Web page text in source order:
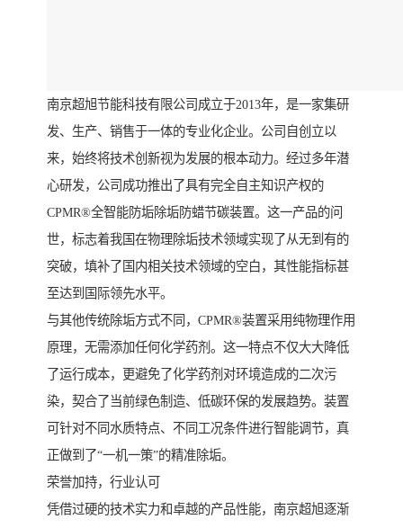
南京超旭节能科技有限公司成立于2013年，是一家集研
发、生产、销售于一体的专业化企业。公司自创立以
来，始终将技术创新视为发展的根本动力。经过多年潜
心研发，公司成功推出了具有完全自主知识产权的
CPMR®全智能防垢除垢防蜡节碳装置。这一产品的问
世，标志着我国在物理除垢技术领域实现了从无到有的
突破，填补了国内相关技术领域的空白，其性能指标甚
至达到国际领先水平。
与其他传统除垢方式不同，CPMR®装置采用纯物理作用
原理，无需添加任何化学药剂。这一特点不仅大大降低
了运行成本，更避免了化学药剂对环境造成的二次污
染，契合了当前绿色制造、低碳环保的发展趋势。装置
可针对不同水质特点、不同工况条件进行智能调节，真
正做到了“一机一策”的精准除垢。
荣誉加持，行业认可
凭借过硬的技术实力和卓越的产品性能，南京超旭逐渐